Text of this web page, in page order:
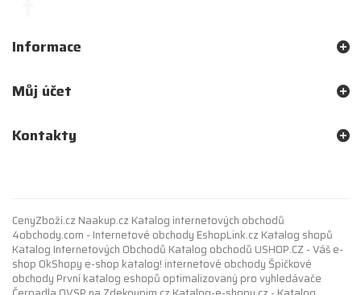
Informace
Můj účet
Kontakty
CenyZboží.cz Naakup.cz Katalog internetových obchodů
4obchody.com - Internetové obchody EshopLink.cz Katalog shopů
Katalog Internetových Obchodů Katalog obchodů USHOP.CZ - Váš e-
shop OkShopy e-shop katalog! internetové obchody Špičkové
obchody Prvníkatalog eshopů optimalizovaný pro vyhledávače